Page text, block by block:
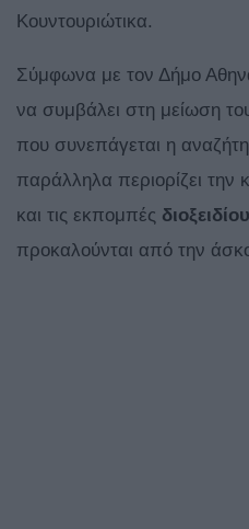
Κουντουριώτικα.
Σύμφωνα με τον Δήμο
να συμβάλει στη μείωση
που συνεπάγεται η
παράλληλα περιορίζει την
και τις εκπομπές διοξειδίου
προκαλούνται από την